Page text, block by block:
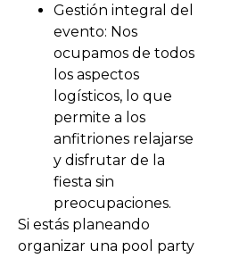
Gestión integral del
evento: Nos
ocupamos de todos
los aspectos
logísticos, lo que
permite a los
anfitriones relajarse
y disfrutar de la
fiesta sin
preocupaciones.
Si estás planeando
organizar una pool party